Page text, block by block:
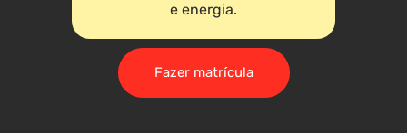
e energia.
Fazer matrícula